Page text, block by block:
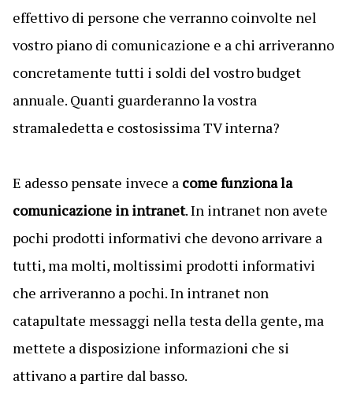
effettivo di persone che verranno coinvolte nel
vostro piano di comunicazione e a chi arriveranno
concretamente tutti i soldi del vostro budget
annuale. Quanti guarderanno la vostra
stramaledetta e costosissima TV interna?
E adesso pensate invece a come funziona la
comunicazione in intranet. In intranet non avete
pochi prodotti informativi che devono arrivare a
tutti, ma molti, moltissimi prodotti informativi
che arriveranno a pochi. In intranet non
catapultate messaggi nella testa della gente, ma
mettete a disposizione informazioni che si
attivano a partire dal basso.